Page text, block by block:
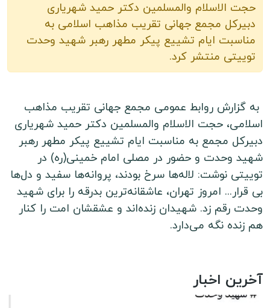
حجت الاسلام والمسلمین دکتر حمید شهریاری
دبیرکل مجمع جهانی تقریب مذاهب اسلامی به
مناسبت ایام تشییع پیکر مطهر رهبر شهید وحدت
توییتی منتشر کرد.
به گزارش روابط عمومی مجمع جهانی تقریب مذاهب
اسلامی، حجت الاسلام والمسلمین دکتر حمید شهریاری
دبیرکل مجمع به مناسبت ایام تشییع پیکر مطهر رهبر
شهید وحدت و حضور در مصلی امام خمینی(ره) در
توییتی نوشت: لاله‌ها سرخ بودند، پروانه‌ها سفید و دل‌ها
بی قرار... امروز تهران، عاشقانه‌ترین بدرقه را برای شهید
وحدت رقم زد. شهیدان زنده‌اند و عشقشان امت را کنار
هم زنده نگه می‌دارد.
آخرین اخبار